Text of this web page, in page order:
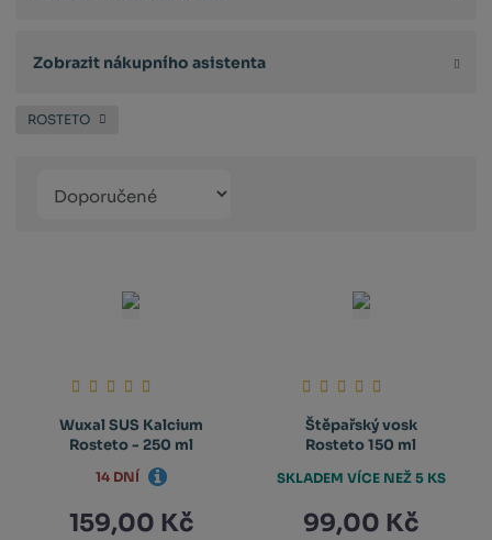
Zobrazit nákupního asistenta
ROSTETO
produktů
Wuxal SUS Kalcium
Rosteto - 250 ml
159,00 Kč
14 DNÍ
Štěpařský vosk
Rosteto 150 ml
99,00 Kč
SKLADEM VÍCE NEŽ 5 KS